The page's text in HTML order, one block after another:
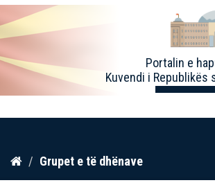
Kalo
përmbajtja
Portalin e
Kuvendi i Republikës
Grupet e të dhënave